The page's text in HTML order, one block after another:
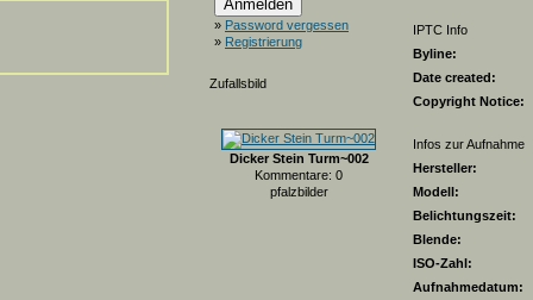
» Password vergessen
» Registrierung
Zufallsbild
Dicker Stein Turm~002
Kommentare: 0
pfalzbilder
IPTC Info
Byline:
Date created:
Copyright Notice:
Infos zur Aufnahme
Hersteller:
Modell:
Belichtungszeit:
Blende:
ISO-Zahl:
Aufnahmedatum: